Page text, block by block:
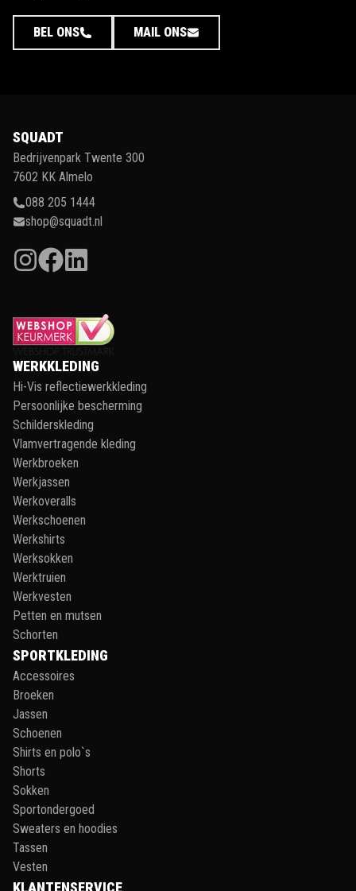
BEL ONS MAIL ONS
SQUADT
Bedrijvenpark Twente 300
7602 KK Almelo
088 205 1444
shop@squadt.nl
WERKKLEDING
Hi-Vis reflectiewerkkleding
Persoonlijke bescherming
Schilderskleding
Vlamvertragende kleding
Werkbroeken
Werkjassen
Werkoveralls
Werkschoenen
Werkshirts
Werksokken
Werktruien
Werkvesten
Petten en mutsen
Schorten
SPORTKLEDING
Accessoires
Broeken
Jassen
Schoenen
Shirts en polo`s
Shorts
Sokken
Sportondergoed
Sweaters en hoodies
Tassen
Vesten